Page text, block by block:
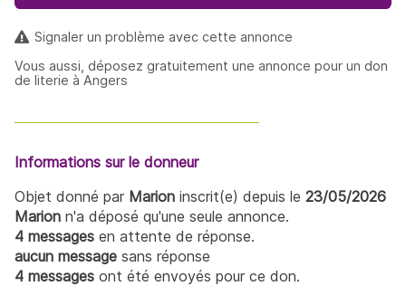
Signaler un problème avec cette annonce
Vous aussi, déposez gratuitement une annonce pour un don
de literie à Angers
Informations sur le donneur
Objet donné par Marion inscrit(e) depuis le 23/05/2026
Marion n'a déposé qu'une seule annonce.
4 messages en attente de réponse.
aucun message sans réponse
4 messages ont été envoyés pour ce don.